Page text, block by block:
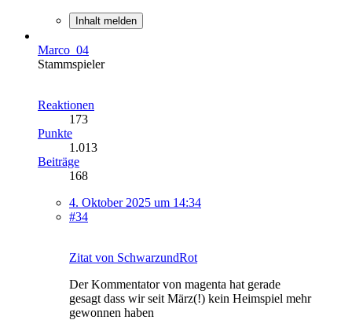
Inhalt melden
Marco_04
Stammspieler
Reaktionen
173
Punkte
1.013
Beiträge
168
4. Oktober 2025 um 14:34
#34
Zitat von SchwarzundRot
Der Kommentator von magenta hat gerade
gesagt dass wir seit März(!) kein Heimspiel mehr
gewonnen haben